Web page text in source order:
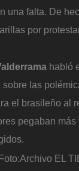
una falta. De
por
habló
sobre las
el brasileño al
pegaban
Archivo EL